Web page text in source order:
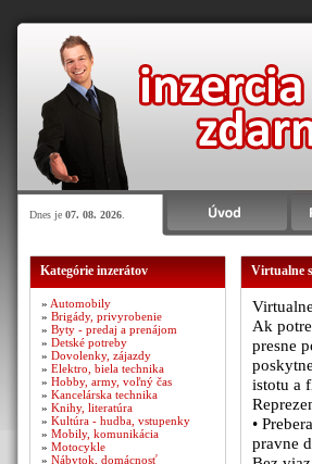
Dnes je 07. 08. 2026
Kategórie inzerátov
» Automobily
» Brigády, privyrobenie
» Byty - predaj a prenájom
» Detské potreby
» Dovolenky, zájazdy
» Elektro, biela technika
» Hobby, army, voľný čas
» Kancelárska technika
» Knihy, literatúra
» Kultúra - hudba, vstupenky
» Mobily, komunikácia
» Motocykle
» Nábytok, domácnosť
Virtualne
Ak
presne
istotu a
•
pravne